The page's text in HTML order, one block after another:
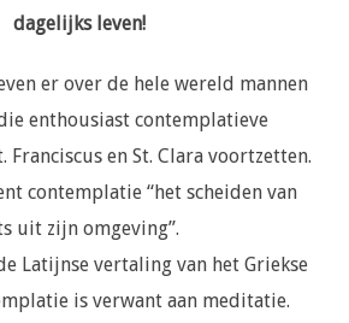
dagelijks leven!
er over de hele wereld mannen
enthousiast contemplatieve
Franciscus en St. Clara voortzetten.
contemplatie “het scheiden van
uit zijn omgeving”.
Latijnse vertaling van het Griekse
is verwant aan meditatie.